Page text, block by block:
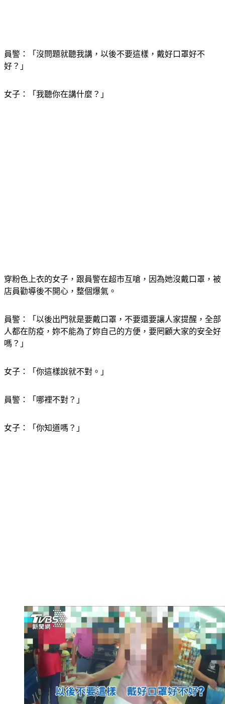
員警：「沒問題就聽我講，以後不要這樣，戴好口罩好不
穿粉色上衣的女子，跟員警在超市互嗆，因為她沒戴口罩，被
員警：「以後出門就是要戴口罩，不要還要讓人家提醒，全部
人都在防疫，妳不能為了妳自己的方便，要罔顧大家的安全好